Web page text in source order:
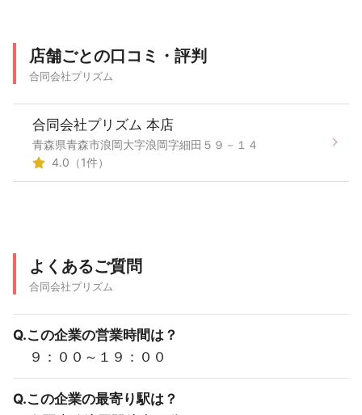
店舗ごとの口コミ・評判
合同会社プリズム
合同会社プリズム 本店
青森県青森市浪岡大字浪岡字細田５９－１４
4.0（1件）
よくあるご質問
合同会社プリズム
Q.この企業の営業時間は？
９：００～１９：００
Q.この企業の最寄り駅は？